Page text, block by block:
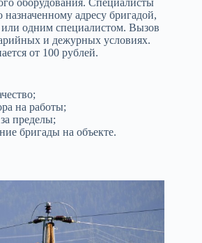
оборудования. Специалисты
адресу бригадой,
одним специалистом. Вызов
и дежурных условиях.
от 100 рублей.
на работы;
пределы;
бригады на объекте.